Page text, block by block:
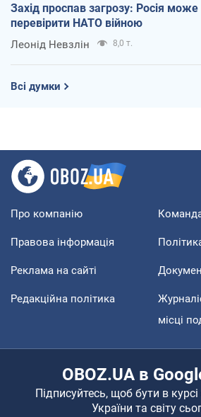
Захід проспав загрозу: Росія може
перевірити НАТО війною
Леонід Невзлін 8,0 т.
Всі думки
Про компанію
Правова інформація
Реклама на сайті
Редакційна політика
місці
OBOZ.UA в
Підписуйтесь, щоб бути в
України та світу